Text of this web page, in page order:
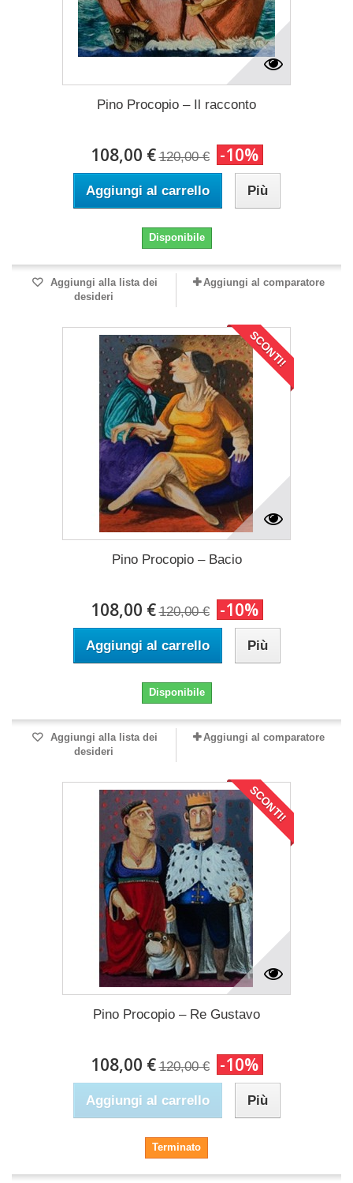
Pino Procopio – Il racconto
108,00 € 120,00 € -10%
Aggiungi al carrello Più
Disponibile
Aggiungi alla lista dei
desideri
Aggiungi al comparatore
SCONTI!
Pino Procopio – Bacio
108,00 € 120,00 € -10%
Aggiungi al carrello Più
Disponibile
Aggiungi alla lista dei
desideri
Aggiungi al comparatore
SCONTI!
Pino Procopio – Re Gustavo
108,00 € 120,00 € -10%
Aggiungi al carrello Più
Terminato